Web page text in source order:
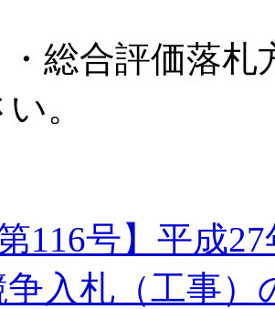
評価落札方
。
第116号】平成
争入札（工事）